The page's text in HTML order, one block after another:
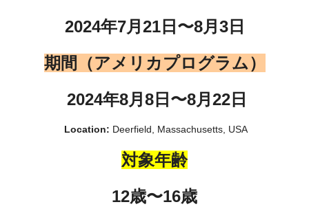
2024年7月21日〜8月3日
期間（アメリカプログラム）
2024年8月8日〜8月22日
Location: Deerfield, Massachusetts, USA
対象年齢
12歳〜16歳